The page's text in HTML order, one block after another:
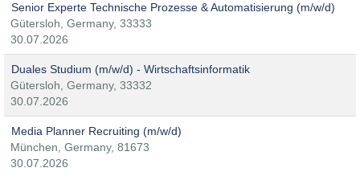
Senior Experte Technische Prozesse & Automatisierung (m/w/d)
Gütersloh, Germany, 33333
30.07.2026
Duales Studium (m/w/d) - Wirtschaftsinformatik
Gütersloh, Germany, 33332
30.07.2026
Media Planner Recruiting (m/w/d)
München, Germany, 81673
30.07.2026